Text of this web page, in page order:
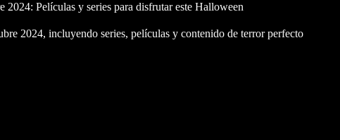
Películas y series para disfrutar este Halloween
2024, incluyendo series, películas y contenido de terror perfecto